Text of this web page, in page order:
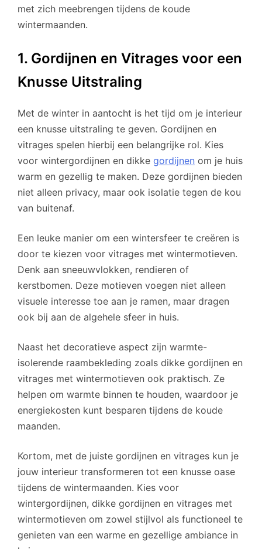
met zich meebrengen tijdens de koude
wintermaanden.
1. Gordijnen en Vitrages voor een
Knusse Uitstraling
Met de winter in aantocht is het tijd om je interieur
een knusse uitstraling te geven. Gordijnen en
vitrages spelen hierbij een belangrijke rol. Kies
voor wintergordijnen en dikke gordijnen om je huis
warm en gezellig te maken. Deze gordijnen bieden
niet alleen privacy, maar ook isolatie tegen de kou
van buitenaf.
Een leuke manier om een wintersfeer te creëren is
door te kiezen voor vitrages met wintermotieven.
Denk aan sneeuwvlokken, rendieren of
kerstbomen. Deze motieven voegen niet alleen
visuele interesse toe aan je ramen, maar dragen
ook bij aan de algehele sfeer in huis.
Naast het decoratieve aspect zijn warmte-
isolerende raambekleding zoals dikke gordijnen en
vitrages met wintermotieven ook praktisch. Ze
helpen om warmte binnen te houden, waardoor je
energiekosten kunt besparen tijdens de koude
maanden.
Kortom, met de juiste gordijnen en vitrages kun je
jouw interieur transformeren tot een knusse oase
tijdens de wintermaanden. Kies voor
wintergordijnen, dikke gordijnen en vitrages met
wintermotieven om zowel stijlvol als functioneel te
genieten van een warme en gezellige ambiance in